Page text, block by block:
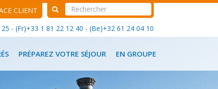
CLIENT
- (Fr)+33 1 81 22 12 40 - (Be)+32 61 24 04 10
PRÉPAREZ VOTRE SÉJOUR EN GROUPE